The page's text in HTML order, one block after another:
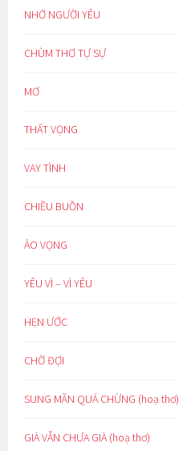
NHỚ NGƯỜI YÊU
CHÙM THƠ TỰ SỰ
MƠ
THẤT VỌNG
VAY TÌNH
CHIỀU BUỒN
ẢO VỌNG
YÊU VÌ – VÌ YÊU
HẸN ƯỚC
CHỜ ĐỢI
SUNG MÃN QUÁ CHỪNG (hoạ thơ)
GIÀ VẪN CHƯA GIÀ (hoạ thơ)